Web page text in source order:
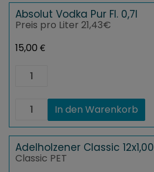
Menge
Absolut Vodka Pur Fl. 0,7l
Preis pro Liter 21,43€
15,00 €
Absolut
Vodka
Absolut
Vodka
Pur
Fl.
0,7l
Menge
In den Warenkorb
Adelholzener Classic 12x1,00
Classic PET